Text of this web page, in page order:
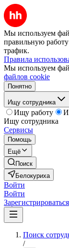
Мы используем
правильную работу
трафик.
Правила
Мы используем
файлов cookie
Понятно
Ищу сотрудника
Ищу работу
Ищу сотрудника
Сервисы
Помощь
Ещё
Поиск
Белокуриха
Войти
Войти
Зарегистрироваться
Поиск
/